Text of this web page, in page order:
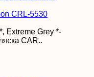
CRL-5530
Extreme Grey *-
CAR..